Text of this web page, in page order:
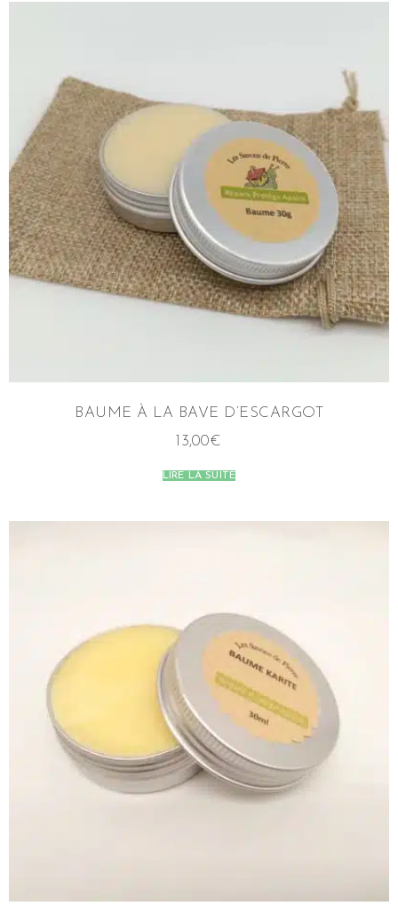
BAUME À LA BAVE D’ESCARGOT
13,00€
LIRE LA SUITE